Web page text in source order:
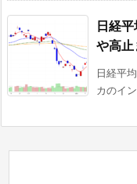
日経
や高止
日経平
カのイ